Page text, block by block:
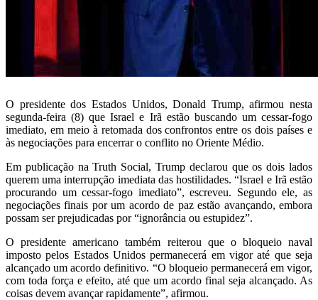
O presidente dos Estados Unidos, Donald Trump, afirmou nesta
segunda-feira (8) que Israel e Irã estão buscando um cessar-fogo
imediato, em meio à retomada dos confrontos entre os dois países e
às negociações para encerrar o conflito no Oriente Médio.
Em publicação na Truth Social, Trump declarou que os dois lados
querem uma interrupção imediata das hostilidades. “Israel e Irã estão
procurando um cessar-fogo imediato”, escreveu. Segundo ele, as
negociações finais por um acordo de paz estão avançando, embora
possam ser prejudicadas por “ignorância ou estupidez”.
O presidente americano também reiterou que o bloqueio naval
imposto pelos Estados Unidos permanecerá em vigor até que seja
alcançado um acordo definitivo. “O bloqueio permanecerá em vigor,
com toda força e efeito, até que um acordo final seja alcançado. As
coisas devem avançar rapidamente”, afirmou.